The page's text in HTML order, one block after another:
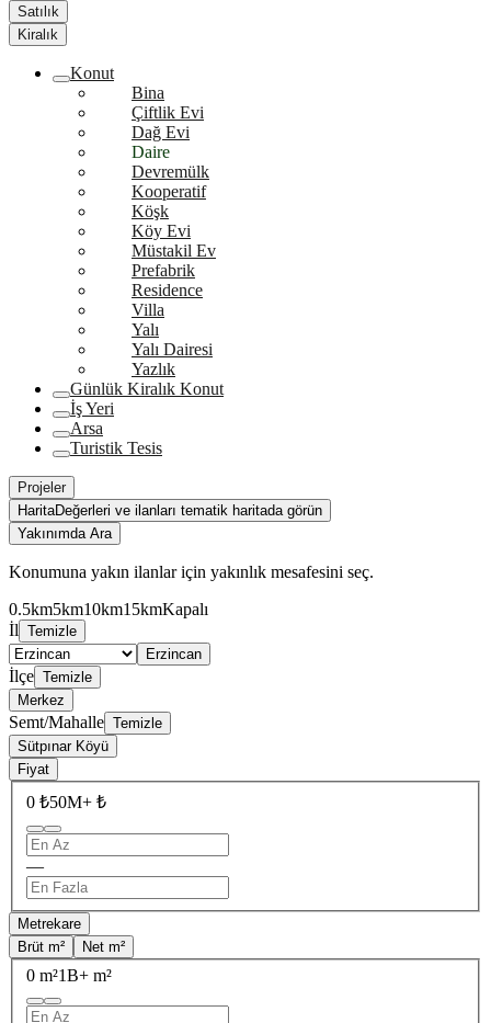
Satılık
Kiralık
Konut
Bina
Çiftlik Evi
Dağ Evi
Daire
Devremülk
Kooperatif
Köşk
Köy Evi
Müstakil Ev
Prefabrik
Residence
Villa
Yalı
Yalı Dairesi
Yazlık
Günlük Kiralık Konut
İş Yeri
Arsa
Turistik Tesis
Projeler
HaritaDeğerleri ve ilanları tematik haritada görün
Yakınımda Ara
Konumuna yakın ilanlar için yakınlık mesafesini seç.
0.5km5km10km15kmKapalı
İl Temizle
Erzincan
İlçe Temizle
Merkez
Semt/Mahalle Temizle
Sütpınar Köyü
Fiyat
0 ₺50M+ ₺
—
Metrekare
Brüt m²
Net m²
0 m²1B+ m²